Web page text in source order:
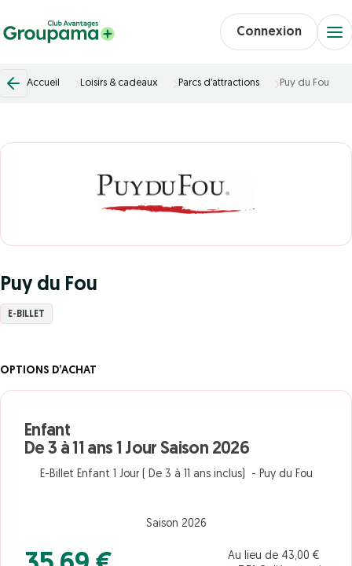
Connexion
Accueil Loisirs & cadeaux Parcs d’attractions Puy du Fou
Puy du Fou
E-BILLET
OPTIONS D’ACHAT
Enfant
De 3 à 11 ans 1 Jour Saison 2026
E-Billet Enfant 1 Jour ( De 3 à 11 ans inclus) - Puy du Fou
Saison 2026
Au lieu de 43,00 €